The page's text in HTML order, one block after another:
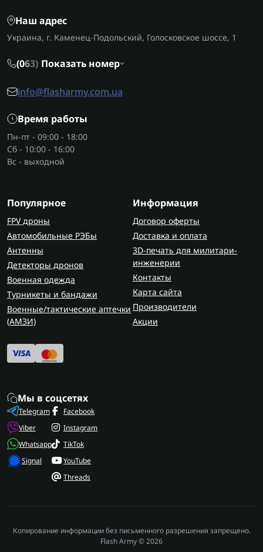
Наш адрес
Украина, г. Каменец-Подольский, Голосковское шоссе, 1
(063) Показать номер
info@flasharmy.com.ua
Время работы
Пн-пт - 09:00 - 18:00
Сб - 10:00 - 16:00
Вс - выходной
Популярное
FPV дроны
Автомобильные РЭБы
Антенны
Детекторы дронов
Военная одежда
Турникеты и бандажи
Военные/тактические аптечки
(AMЗИ)
Информация
Договор оферты
Доставка и оплата
3D-печать для милитари-
инженерии
Контакты
Карта сайта
Производители
Акции
Мы в соцсетях
Telegram
Viber
Whatsapp
Signal
Facebook
Instagram
TikTok
YouTube
Threads
Копирование информации без письменного разрешения запрещено.
Flash Army © 2026